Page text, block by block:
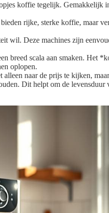
koffie tegelijk. Gemakkelijk
rijke, sterke koffie, maar
wil. Deze machines zijn
breed scala aan smaken. Het
oplopen.
naar de prijs te kijken,
Dit helpt om de levensduur